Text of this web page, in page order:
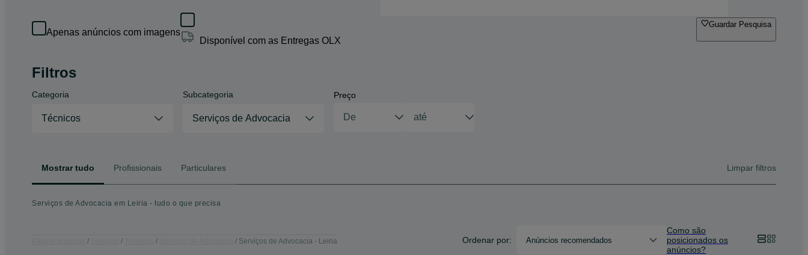
Apenas anúncios com imagens
Disponível com as Entregas OLX
Guardar Pesquisa
Filtros
Categoria
Técnicos
Subcategoria
Serviços de Advocacia
Preço
Mostrar tudo Profissionais Particulares Limpar filtros
Serviços de Advocacia em Leiria - tudo o que precisa
Serviços de Advocacia - Leiria Ordenar por: Anúncios recomendados
Como são
posicionados os
anúncios?